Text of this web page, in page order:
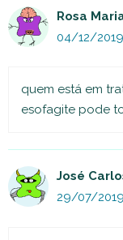
Rosa
04/12/
quem está em
esofagite pode
José
29/07/2019